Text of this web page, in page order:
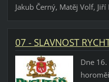
Jakub Černý, Matěj Volf, Jiří
07 - SLAVNOST
Dne